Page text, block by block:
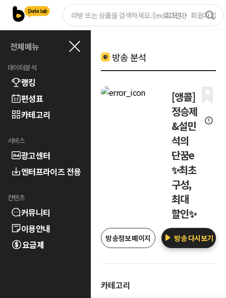
로그인 회원가입
전체메뉴
데이터분석
랭킹
편성표
카테고리
서비스
광고센터
엔터프라이즈 전용
컨텐츠
커뮤니티
이용안내
요금제
방송 분석
[앵콜]
정승제
&설민
석의
단꿈e
✨최초
구성,
최대
할인✨
방송정보 페이지 방송 다시보기
카테고리